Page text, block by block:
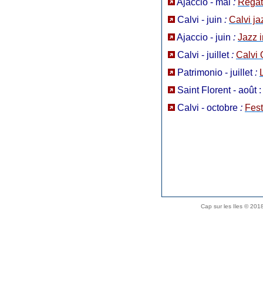
Calvi - juin : Calvi
Ajaccio - juin : Jazz
Calvi - juillet: Calvi
Patrimonio - juillet:
Saint Florent - août :
Calvi - octobre :
Cap sur les Iles ©